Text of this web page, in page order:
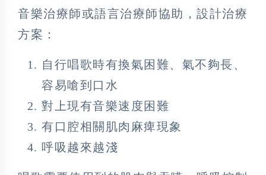
音樂治療師或語言治療師協助，設計治療
方案：
自行唱歌時有換氣困難、氣不夠長、
容易嗆到口水
對上現有音樂速度困難
有口腔相關肌肉麻痺現象
呼吸越來越淺